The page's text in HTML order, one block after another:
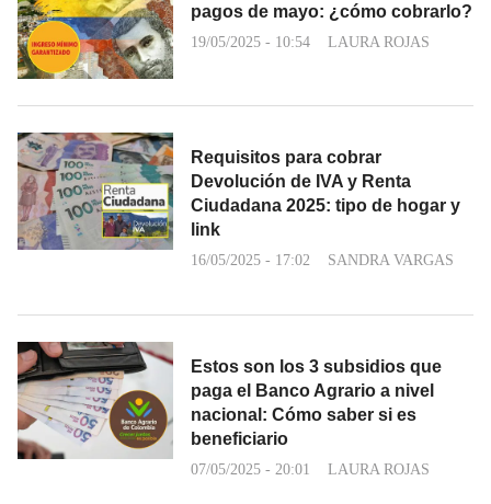
pagos de mayo: ¿cómo cobrarlo?
19/05/2025 - 10:54 LAURA ROJAS
Requisitos para cobrar
Devolución de IVA y Renta
Ciudadana 2025: tipo de hogar y
link
16/05/2025 - 17:02 SANDRA VARGAS
Estos son los 3 subsidios que
paga el Banco Agrario a nivel
nacional: Cómo saber si es
beneficiario
07/05/2025 - 20:01 LAURA ROJAS